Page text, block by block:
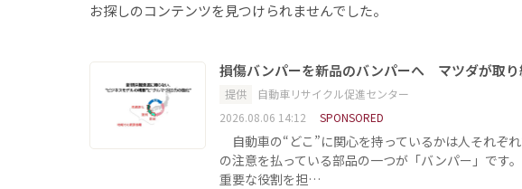
お探しのコンテンツを見つけられませんでした。
損傷バンパーを新品のバンパーへ マツダが取り
提供
自動車リサイクル促進センター
2026.08.06 14:12
SPONSORED
自動車の“どこ”に関心を持っているかは人それぞ
の注意を払っている部品の一つが「バンパー」で
重要な役割を担…